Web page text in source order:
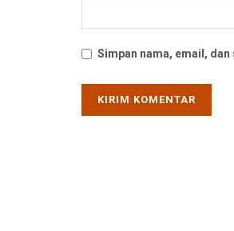
Simpan nama, email,